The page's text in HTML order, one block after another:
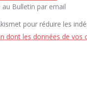
au Bulletin par email
pour réduire les
dont les données de vos